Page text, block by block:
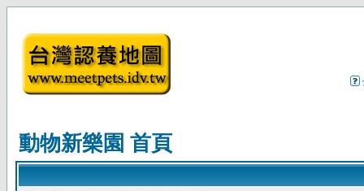
動物新樂園 首頁